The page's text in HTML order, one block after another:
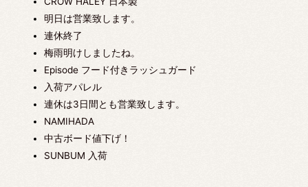
明日は営業致します。
連休終了
梅雨明けしましたね。
Episode フード付きラッシュガード
入荷アパレル
連休は3日間とも営業致します。
NAMIHADA
中古ボード値下げ！
SUNBUM 入荷